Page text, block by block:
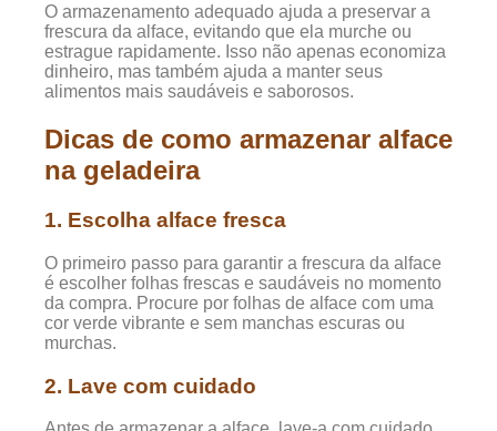
O armazenamento adequado ajuda a preservar a
frescura da alface, evitando que ela murche ou
estrague rapidamente. Isso não apenas economiza
dinheiro, mas também ajuda a manter seus
alimentos mais saudáveis e saborosos.
Dicas de como armazenar alface
na geladeira
1. Escolha alface fresca
O primeiro passo para garantir a frescura da alface
é escolher folhas frescas e saudáveis no momento
da compra. Procure por folhas de alface com uma
cor verde vibrante e sem manchas escuras ou
murchas.
2. Lave com cuidado